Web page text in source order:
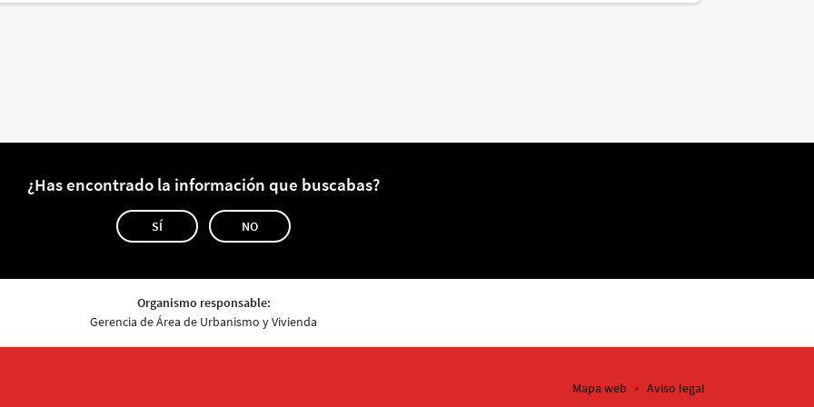
¿Has encontrado la información que buscabas?
SÍ NO
Organismo responsable:
Gerencia de Área de Urbanismo y Vivienda
Mapa web Aviso legal